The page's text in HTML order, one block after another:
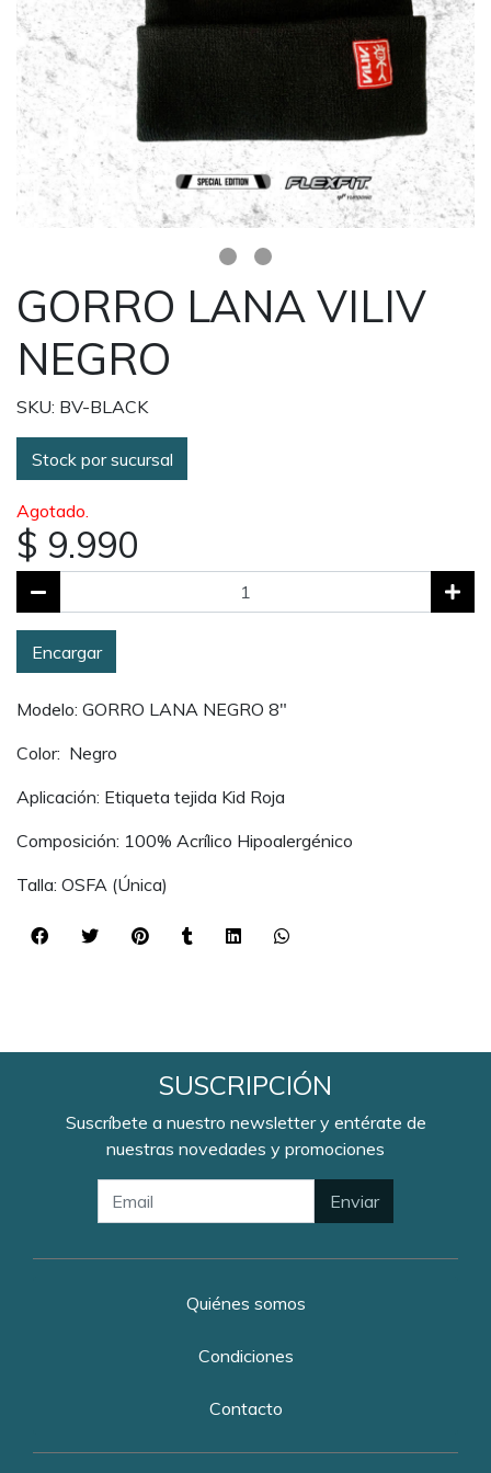
GORRO LANA VILIV
NEGRO
SKU: BV-BLACK
Stock por sucursal
Agotado.
$ 9.990
Encargar
Modelo: GORRO LANA NEGRO 8"
Color: Negro
Aplicación: Etiqueta tejida Kid Roja
Composición: 100% Acrílico Hipoalergénico
Talla: OSFA (Única)
SUSCRIPCIÓN
Suscríbete a nuestro newsletter y entérate de
nuestras novedades y promociones
Enviar
Quiénes somos
Condiciones
Contacto